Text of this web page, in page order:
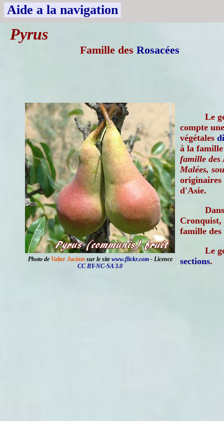
Aide a la navigation
Pyrus
Famille des Rosacées
Photo de Valter Jacintosur le site www.flickr.com- Licence
CC BY-NC-SA 3.0
Le
compte
végétales
à la famille
famille des
Malées,
d'Asie.
Cronquist,
famille des
Le
sections.